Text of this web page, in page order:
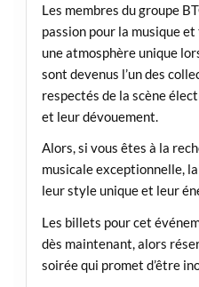
Les membres du groupe
passion pour la musique
une atmosphère unique
sont devenus l’un des
respectés de la scène
et leur dévouement.
Alors, si vous êtes à la
musicale exceptionnelle,
leur style unique et leur
Les billets pour cet
dès maintenant, alors
soirée qui promet d’être